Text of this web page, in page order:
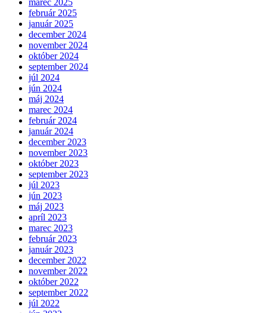
február 2025
január 2025
december 2024
november 2024
október 2024
september 2024
júl 2024
jún 2024
máj 2024
marec 2024
február 2024
január 2024
december 2023
november 2023
október 2023
september 2023
júl 2023
jún 2023
máj 2023
apríl 2023
marec 2023
február 2023
január 2023
december 2022
november 2022
október 2022
september 2022
júl 2022